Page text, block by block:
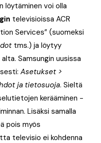
löytäminen voi olla
televisioissa ACR
Services” (suomeksi
tms.) ja löytyy
Samsungin uusissa
Asetukset >
ja tietosuoja. Sieltä
kerääminen -
Lisäksi samalla
pois myös
televisio ei kohdenna